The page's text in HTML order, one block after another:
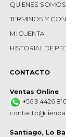
QUIENES SOMOS
TERMINOS Y
MI CUENTA
HISTORIAL DE
CONTACTO
Ventas Online
+56 9 4426
Santiago, Lo